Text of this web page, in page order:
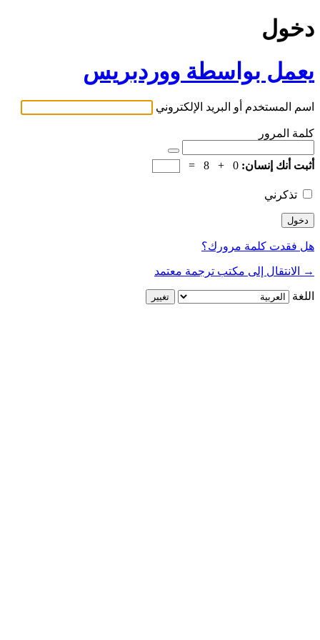
دخول
يعمل بواسطة ووردبريس
اسم المستخدم أو البريد الإلكتروني
كلمة المرور
أثبت أنك إنسان: 0 + 8 =
تذكرني
هل فقدت كلمة مرورك؟
→ الانتقال إلى مكتب ترجمة معتمد
اللغة